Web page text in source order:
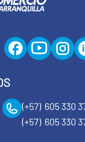
(+57) 605 330
(+57) 605 330